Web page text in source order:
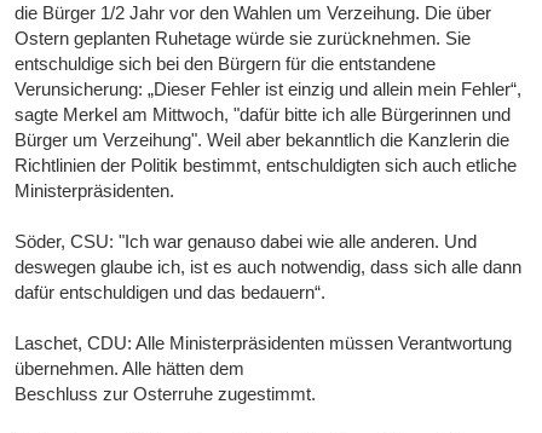
die Bürger 1/2 Jahr vor den Wahlen um Verzeihung. Die über
Ostern geplanten Ruhetage würde sie zurücknehmen. Sie
entschuldige sich bei den Bürgern für die entstandene
Verunsicherung: „Dieser Fehler ist einzig und allein mein Fehler“,
sagte Merkel am Mittwoch, "dafür bitte ich alle Bürgerinnen und
Bürger um Verzeihung". Weil aber bekanntlich die Kanzlerin die
Richtlinien der Politik bestimmt, entschuldigten sich auch etliche
Ministerpräsidenten.
Söder, CSU: "Ich war genauso dabei wie alle anderen. Und
deswegen glaube ich, ist es auch notwendig, dass sich alle dann
dafür entschuldigen und das bedauern“.
Laschet, CDU: Alle Ministerpräsidenten müssen Verantwortung
übernehmen. Alle hätten dem
Beschluss zur Osterruhe zugestimmt.